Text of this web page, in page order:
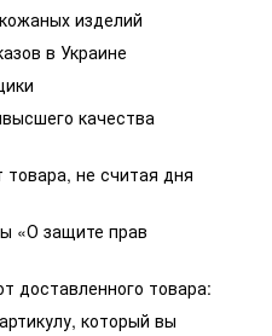
изделий
в Украине
качества
не считая дня
«О защите прав
доставленного товара:
который вы